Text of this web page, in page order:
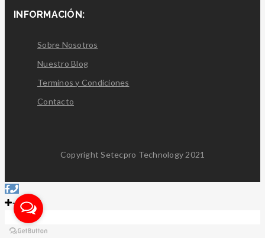
INFORMACIÓN:
Sobre Nosotros
Nuestro Blog
Terminos y Condiciones
Contacto
Copyright Setecpro Technology 2021
X Cerrar